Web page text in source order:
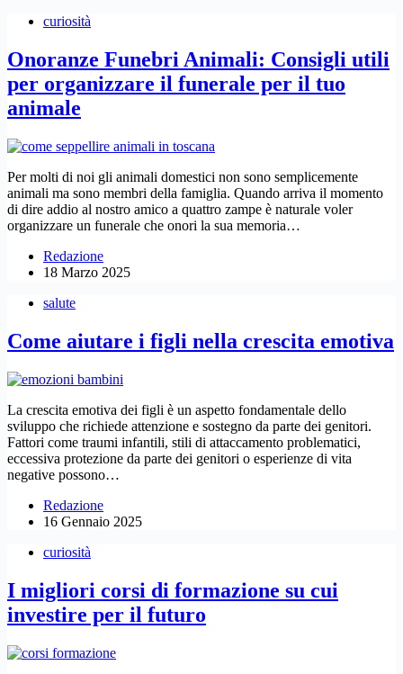
curiosità
Onoranze Funebri Animali: Consigli utili
per organizzare il funerale per il tuo
animale
Per molti di noi gli animali domestici non sono semplicemente
animali ma sono membri della famiglia. Quando arriva il momento
di dire addio al nostro amico a quattro zampe è naturale voler
organizzare un funerale che onori la sua memoria…
Redazione
18 Marzo 2025
salute
Come aiutare i figli nella crescita emotiva
La crescita emotiva dei figli è un aspetto fondamentale dello
sviluppo che richiede attenzione e sostegno da parte dei genitori.
Fattori come traumi infantili, stili di attaccamento problematici,
eccessiva protezione da parte dei genitori o esperienze di vita
negative possono…
Redazione
16 Gennaio 2025
curiosità
I migliori corsi di formazione su cui
investire per il futuro